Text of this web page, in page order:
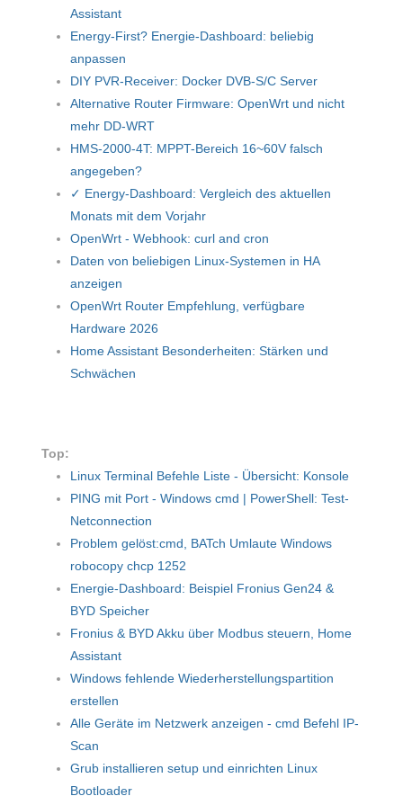
Assistant
Energy-First? Energie-Dashboard: beliebig
anpassen
DIY PVR-Receiver: Docker DVB-S/C Server
Alternative Router Firmware: OpenWrt und nicht
mehr DD-WRT
HMS-2000-4T: MPPT-Bereich 16~60V falsch
angegeben?
✓ Energy-Dashboard: Vergleich des aktuellen
Monats mit dem Vorjahr
OpenWrt - Webhook: curl and cron
Daten von beliebigen Linux-Systemen in HA
anzeigen
OpenWrt Router Empfehlung, verfügbare
Hardware 2026
Home Assistant Besonderheiten: Stärken und
Schwächen
Top:
Linux Terminal Befehle Liste - Übersicht: Konsole
PING mit Port - Windows cmd | PowerShell: Test-
Netconnection
Problem gelöst:cmd, BATch Umlaute Windows
robocopy chcp 1252
Energie-Dashboard: Beispiel Fronius Gen24 &
BYD Speicher
Fronius & BYD Akku über Modbus steuern, Home
Assistant
Windows fehlende Wiederherstellungspartition
erstellen
Alle Geräte im Netzwerk anzeigen - cmd Befehl IP-
Scan
Grub installieren setup und einrichten Linux
Bootloader